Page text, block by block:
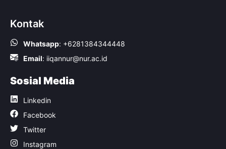
Kontak
Whatsapp: +6281384344448
Email: iiqannur@nur.ac.id
Sosial Media
Linkedin
Facebook
Twitter
Instagram